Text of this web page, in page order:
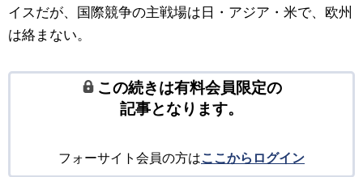
イスだが、国際競争の主戦場は日・アジア・米で、欧州
は絡まない。
この続きは有料会員限定の
記事となります。
フォーサイト会員の方はここからログイン